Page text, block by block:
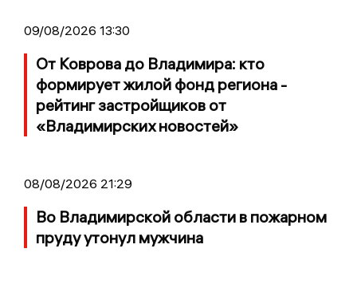
09/08/2026 13:30
От Коврова до Владимира: кто
формирует жилой фонд региона -
рейтинг застройщиков от
«Владимирских новостей»
08/08/2026 21:29
Во Владимирской области в пожарном
пруду утонул мужчина